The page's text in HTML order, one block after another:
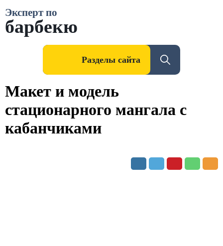
Эксперт по
барбекю
Разделы сайта
Макет и модель
стационарного мангала с
кабанчиками